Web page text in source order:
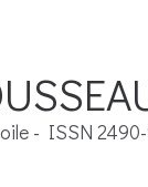
- ISSN